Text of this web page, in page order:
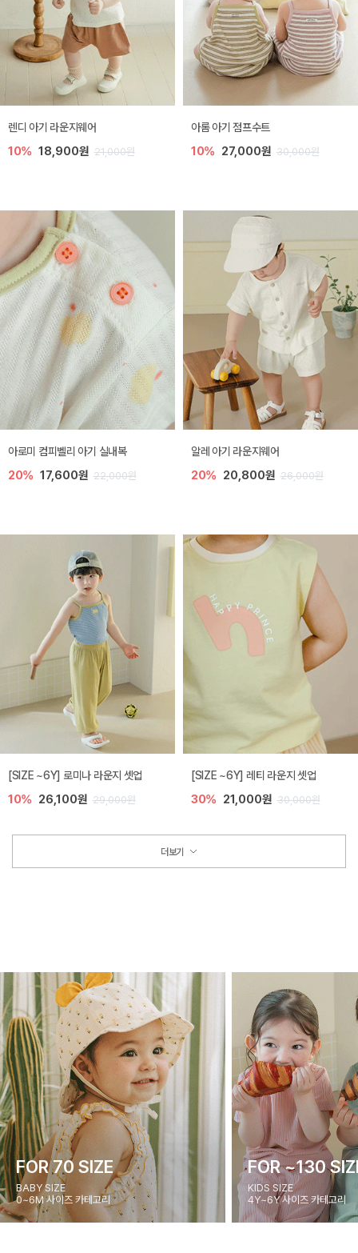
렌디 아기 라운지웨어
10% 18,900원 21,000원
아롬 아기 점프수트
10% 27,000원 30,000원
아로미 컴피벨리 아기 실내복
20% 17,600원 22,000원
알레 아기 라운지웨어
20% 20,800원 26,000원
[SIZE ~6Y] 로미나 라운지 셋업
10% 26,100원 29,000원
[SIZE ~6Y] 레티 라운지 셋업
30% 21,000원 30,000원
더보기
FOR 70 SIZE
BABY SIZE
0~6M 사이즈 카테고리
FOR ~130
KIDS SIZE
4Y~6Y 사이즈 카테고리